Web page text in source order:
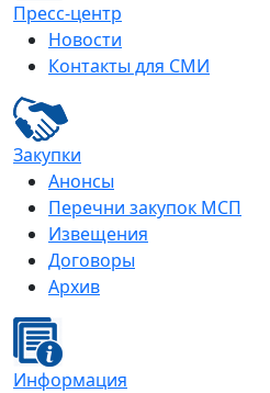
Пресс-центр
Новости
Контакты для СМИ
Закупки
Анонсы
Перечни закупок МСП
Извещения
Договоры
Архив
Информация